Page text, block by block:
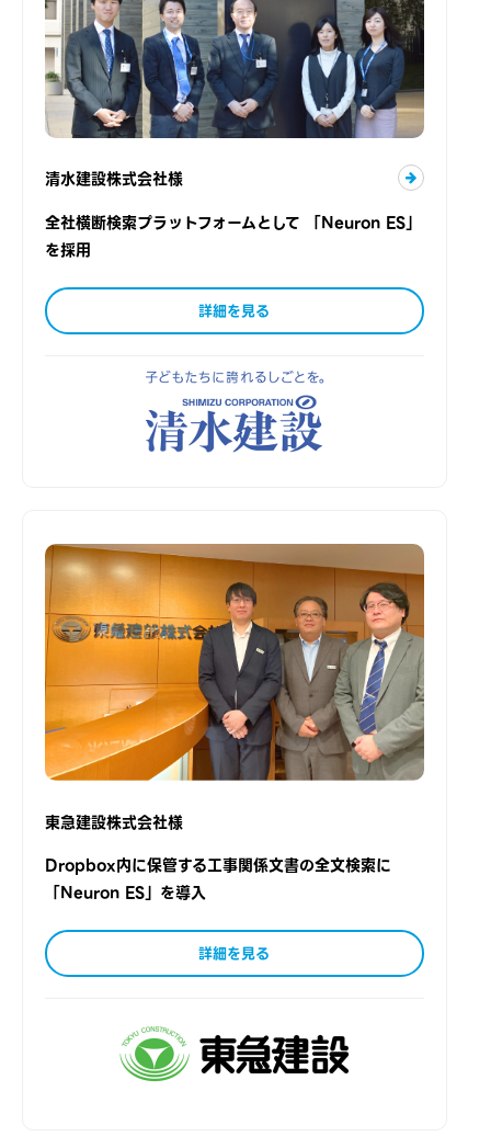
清水建設株式会社様
全社横断検索プラットフォームとして 「Neuron ES」
を採用
詳細を見る
東急建設株式会社様
Dropbox内に保管する工事関係文書の全文検索に
「Neuron ES」を導入
詳細を見る